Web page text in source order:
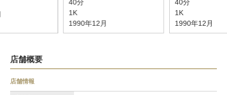
40分
1K
1990年12月
40分
1K
1990年12月
店舗概要
店舗情報